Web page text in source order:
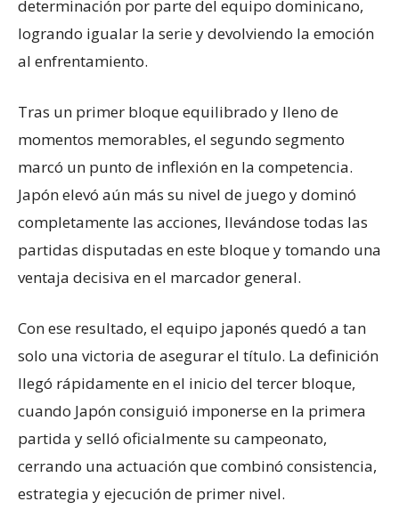
determinación por parte del equipo dominicano,
logrando igualar la serie y devolviendo la emoción
al enfrentamiento.
Tras un primer bloque equilibrado y lleno de
momentos memorables, el segundo segmento
marcó un punto de inflexión en la competencia.
Japón elevó aún más su nivel de juego y dominó
completamente las acciones, llevándose todas las
partidas disputadas en este bloque y tomando una
ventaja decisiva en el marcador general.
Con ese resultado, el equipo japonés quedó a tan
solo una victoria de asegurar el título. La definición
llegó rápidamente en el inicio del tercer bloque,
cuando Japón consiguió imponerse en la primera
partida y selló oficialmente su campeonato,
cerrando una actuación que combinó consistencia,
estrategia y ejecución de primer nivel.